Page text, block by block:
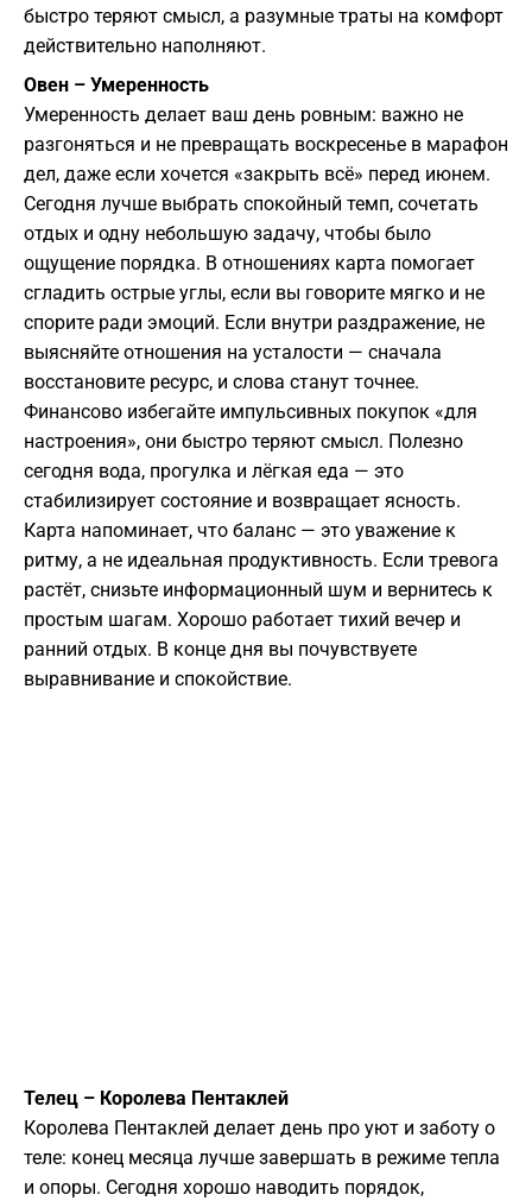
быстро теряют смысл, а разумные траты на комфорт
действительно наполняют.
Овен – Умеренность
Умеренность делает ваш день ровным: важно не
разгоняться и не превращать воскресенье в марафон
дел, даже если хочется «закрыть всё» перед июнем.
Сегодня лучше выбрать спокойный темп, сочетать
отдых и одну небольшую задачу, чтобы было
ощущение порядка. В отношениях карта помогает
сгладить острые углы, если вы говорите мягко и не
спорите ради эмоций. Если внутри раздражение, не
выясняйте отношения на усталости — сначала
восстановите ресурс, и слова станут точнее.
Финансово избегайте импульсивных покупок «для
настроения», они быстро теряют смысл. Полезно
сегодня вода, прогулка и лёгкая еда — это
стабилизирует состояние и возвращает ясность.
Карта напоминает, что баланс — это уважение к
ритму, а не идеальная продуктивность. Если тревога
растёт, снизьте информационный шум и вернитесь к
простым шагам. Хорошо работает тихий вечер и
ранний отдых. В конце дня вы почувствуете
выравнивание и спокойствие.
Телец – Королева Пентаклей
Королева Пентаклей делает день про уют и заботу о
теле: конец месяца лучше завершать в режиме тепла
и опоры. Сегодня хорошо наводить порядок,